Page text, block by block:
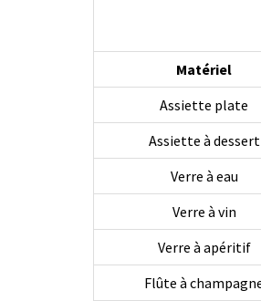
Matériel
Assiette plate
Assiette à dessert
Verre à eau
Verre à vin
Verre à apéritif
Flûte à